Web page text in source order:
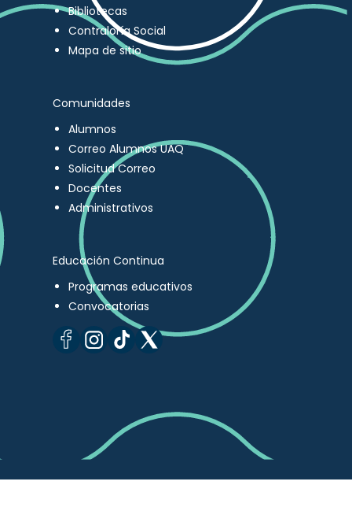
Bibliotecas
Contraloría Social
Mapa de sitio
Comunidades
Alumnos
Correo Alumnos UAQ
Solicitud Correo
Docentes
Administrativos
Educación Continua
Programas educativos
Convocatorias